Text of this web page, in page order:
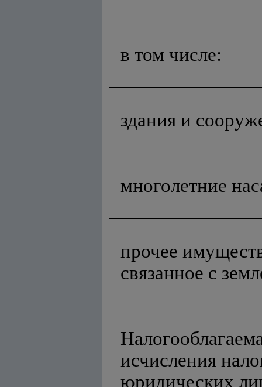
в том числе:
здания и
многолетние
прочее
связанное с
исчисления
юридических